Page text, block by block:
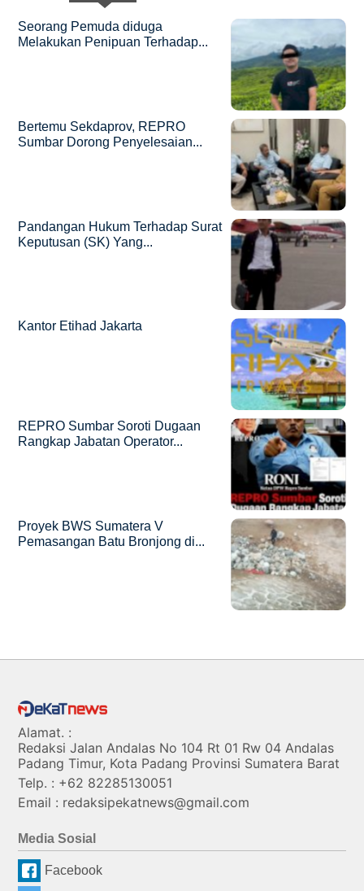
Seorang Pemuda diduga
Melakukan Penipuan Terhadap...
Bertemu Sekdaprov, REPRO
Sumbar Dorong Penyelesaian...
Pandangan Hukum Terhadap Surat
Keputusan (SK) Yang...
Kantor Etihad Jakarta
REPRO Sumbar Soroti Dugaan
Rangkap Jabatan Operator...
Proyek BWS Sumatera V
Pemasangan Batu Bronjong di...
Alamat. :
Redaksi Jalan Andalas No 104 Rt 01 Rw 04 Andalas
Padang Timur, Kota Padang Provinsi Sumatera Barat
Telp. : +62 82285130051
Email : redaksipekatnews@gmail.com
Media Sosial
Facebook